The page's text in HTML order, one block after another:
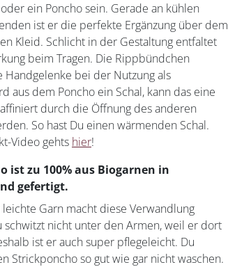
ein Poncho sein. Gerade an kühlen
ist er die perfekte Ergänzung über dem
Kleid. Schlicht in der Gestaltung entfaltet
beim Tragen. Die Rippbündchen
Handgelenke bei der Nutzung als
aus dem Poncho ein Schal, kann das eine
durch die Öffnung des anderen
So hast Du einen wärmenden Schal.
Video gehts hier!
ist zu 100% aus Biogarnen in
gefertigt.
leichte Garn macht diese Verwandlung
schwitzt nicht unter den Armen, weil er dort
ist er auch super pflegeleicht. Du
Strickponcho so gut wie gar nicht waschen.